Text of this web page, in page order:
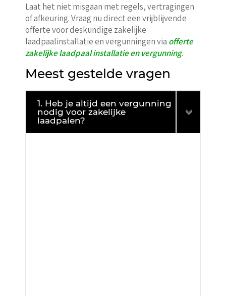
Laat het niet misgaan met regels, vertragingen
of afkeuring. Vraag nu direct een vrijblijvende
offerte voor deskundige zakelijke
laadpaalinstallatie en vergunningen via offerte
zakelijke laadpaal installatie en vergunning.
Meest gestelde vragen
1. Heb je altijd een vergunning
nodig voor zakelijke
laadpalen?